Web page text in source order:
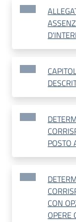
POSTO
CON
OPERE